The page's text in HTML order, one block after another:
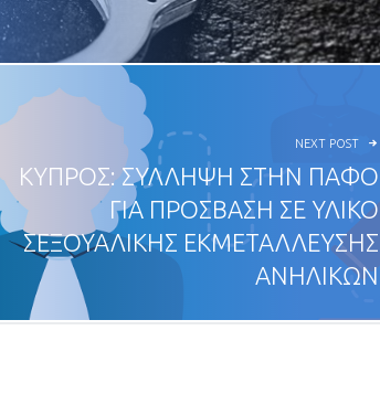
NEXT POST
ΚΥΠΡΟΣ: ΣΥΛΛΗΨΗ ΣΤΗΝ ΠΑΦΟ
ΓΙΑ ΠΡΟΣΒΑΣΗ ΣΕ ΥΛΙΚΟ
ΣΕΞΟΥΑΛΙΚΗΣ ΕΚΜΕΤΑΛΛΕΥΣΗΣ
ΑΝΗΛΙΚΩΝ